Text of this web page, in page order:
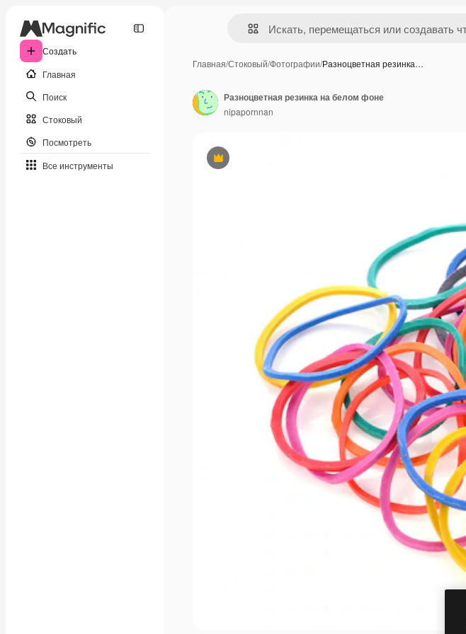
Создать
Главная
Поиск
Стоковый
Посмотреть
Все инструменты
Главная/Стоковый/Фотографии/Разноцветная резинка…
Премиум
Разноцветная резинка на белом фоне
nipapornnan